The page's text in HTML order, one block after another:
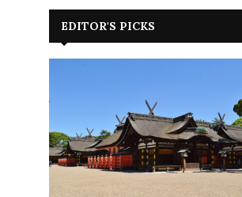
EDITOR'S PICKS